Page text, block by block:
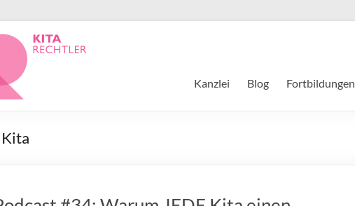
Kanzlei Blog Fortbildungen